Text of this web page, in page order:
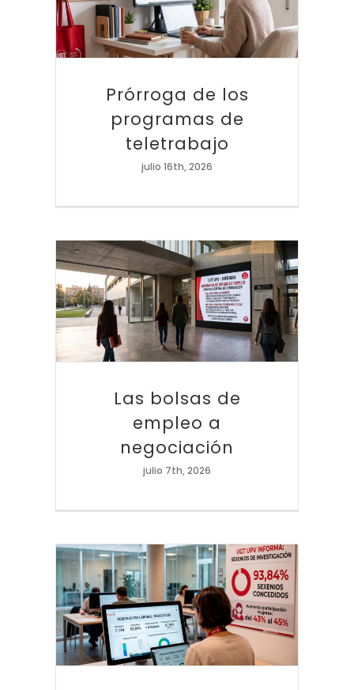
Prórroga de los
programas de
teletrabajo
julio 16th, 2026
Las bolsas de
empleo a
negociación
julio 7th, 2026